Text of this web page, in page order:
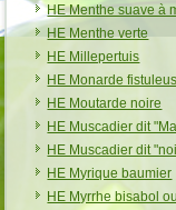
HE Menthe suave à
HE Menthe verte
HE Millepertuis
HE Monarde
HE Moutarde noire
HE Muscadier dit
HE Muscadier dit
HE Myrique baumier
HE Myrrhe bisabol